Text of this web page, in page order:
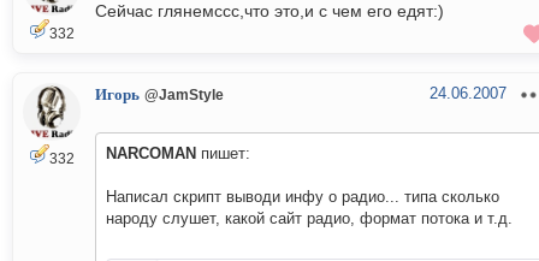
332
Сейчас глянемссс,что это,и с чем его едят:)
332
Игорь @JamStyle 24.06.2007
NARCOMAN пишет:
Написал скрипт выводи инфу о радио... типа сколько
народу слушет, какой сайт радио, формат потока и т.д.